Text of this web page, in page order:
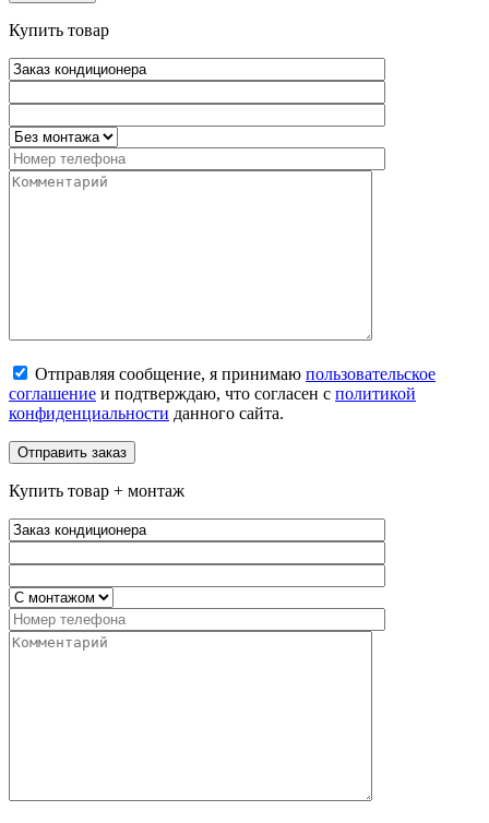
Купить товар
Отправляя сообщение, я принимаю пользовательское
соглашение и подтверждаю, что согласен с политикой
конфиденциальности данного сайта.
Купить товар + монтаж